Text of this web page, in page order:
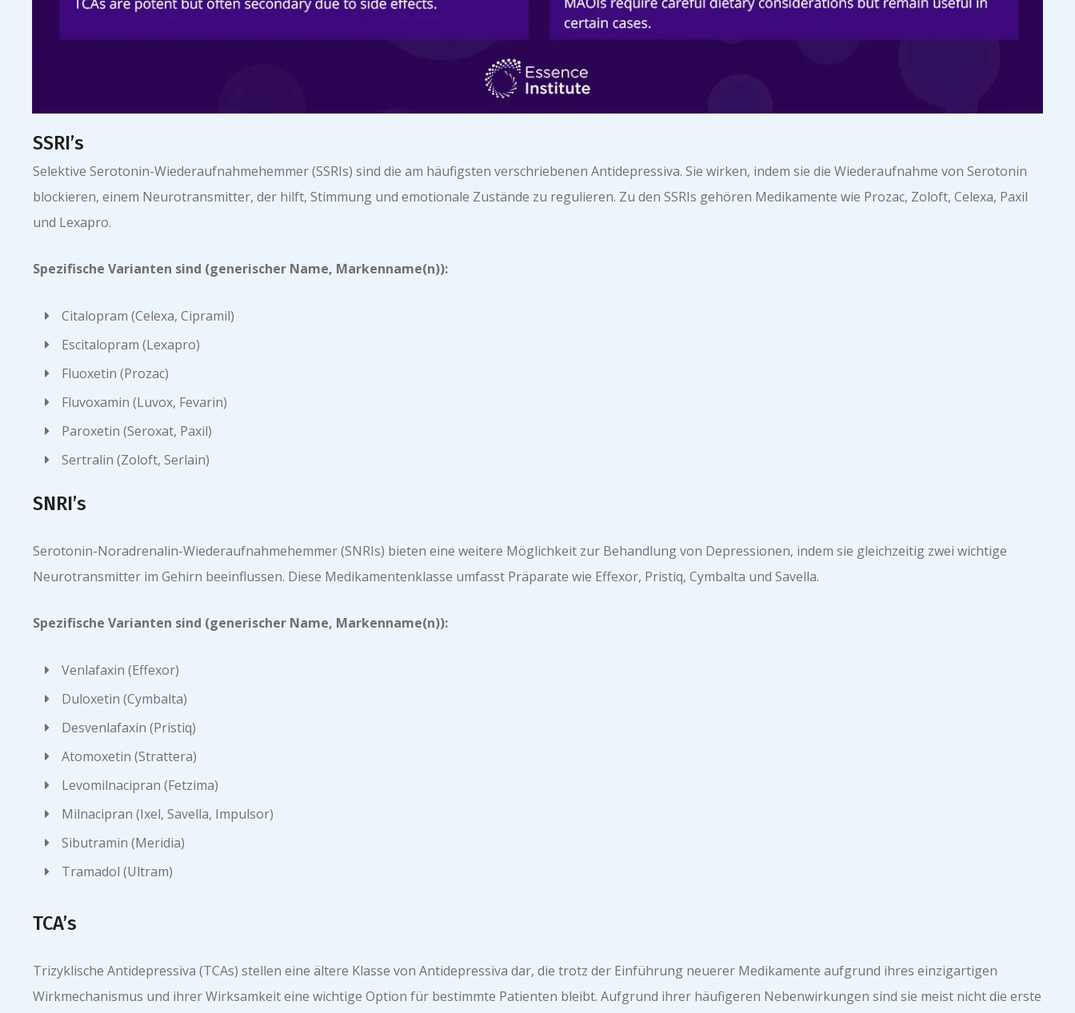
SSRI’s
Selektive Serotonin-Wiederaufnahmehemmer (SSRIs) sind die am häufigsten verschriebenen Antidepressiva. Sie wirken, indem sie die Wiederaufnahme von Serotonin
blockieren, einem Neurotransmitter, der hilft, Stimmung und emotionale Zustände zu regulieren. Zu den SSRIs gehören Medikamente wie Prozac, Zoloft, Celexa, Paxil
und Lexapro.
Spezifische Varianten sind (generischer Name, Markenname(n)):
Citalopram (Celexa, Cipramil)
Escitalopram (Lexapro)
Fluoxetin (Prozac)
Fluvoxamin (Luvox, Fevarin)
Paroxetin (Seroxat, Paxil)
Sertralin (Zoloft, Serlain)
SNRI’s
Serotonin-Noradrenalin-Wiederaufnahmehemmer (SNRIs) bieten eine weitere Möglichkeit zur Behandlung von Depressionen, indem sie gleichzeitig zwei wichtige
Neurotransmitter im Gehirn beeinflussen. Diese Medikamentenklasse umfasst Präparate wie Effexor, Pristiq, Cymbalta und Savella.
Spezifische Varianten sind (generischer Name, Markenname(n)):
Venlafaxin (Effexor)
Duloxetin (Cymbalta)
Desvenlafaxin (Pristiq)
Atomoxetin (Strattera)
Levomilnacipran (Fetzima)
Milnacipran (Ixel, Savella, Impulsor)
Sibutramin (Meridia)
Tramadol (Ultram)
TCA’s
Trizyklische Antidepressiva (TCAs) stellen eine ältere Klasse von Antidepressiva dar, die trotz der Einführung neuerer Medikamente aufgrund ihres einzigartigen
Wirkmechanismus und ihrer Wirksamkeit eine wichtige Option für bestimmte Patienten bleibt. Aufgrund ihrer häufigeren Nebenwirkungen sind sie meist nicht die erste